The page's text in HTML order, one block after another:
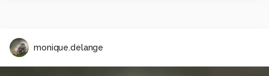
monique.delange